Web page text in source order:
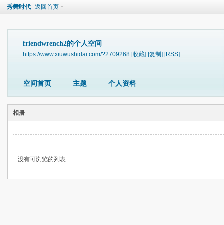
秀舞时代 返回首页
friendwrench2的个人空间
https://www.xiuwushidai.com/?2709268 [收藏] [复制] [RSS]
空间首页 主题 个人资料
相册
没有可浏览的列表